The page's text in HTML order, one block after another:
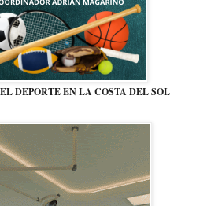
DEPORTE EN LA COSTA DEL SOL